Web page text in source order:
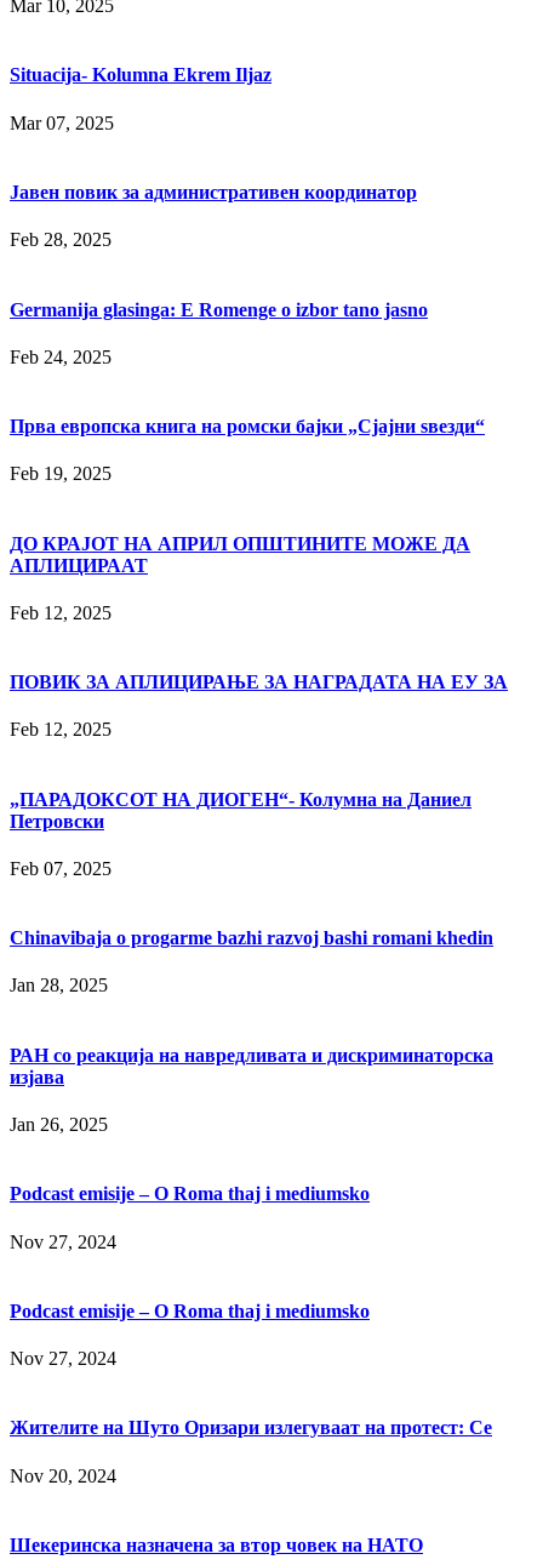
Mar 10, 2025
Situacija- Kolumna Ekrem Iljaz
Mar 07, 2025
Јавен повик за административен координатор
Feb 28, 2025
Germanija glasinga: E Romenge o izbor tano jasno
Feb 24, 2025
Прва европска книга на ромски бајки „Сјајни ѕвезди“
Feb 19, 2025
ДО КРАЈОТ НА АПРИЛ ОПШТИНИТЕ МОЖЕ ДА
АПЛИЦИРААТ
Feb 12, 2025
ПОВИК ЗА АПЛИЦИРАЊЕ ЗА НАГРАДАТА НА ЕУ ЗА
Feb 12, 2025
„ПАРАДОКСОТ НА ДИОГЕН“- Колумна на Даниел
Петровски
Feb 07, 2025
Chinavibaja o progarme bazhi razvoj bashi romani khedin
Jan 28, 2025
РАН со реакција на навредливата и дискриминаторска
изјава
Jan 26, 2025
Podcast emisije – O Roma thaj i mediumsko
Nov 27, 2024
Podcast emisije – O Roma thaj i mediumsko
Nov 27, 2024
Жителите на Шуто Оризари излегуваат на протест: Се
Nov 20, 2024
Шекеринска назначена за втор човек на НАТО